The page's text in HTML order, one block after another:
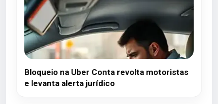
Bloqueio na Uber Conta revolta motoristas
e levanta alerta jurídico